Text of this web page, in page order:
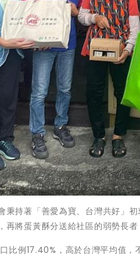
秉持著「善愛為寶、台灣共好」
再將蛋黃酥分送給社區的弱勢長者
比例17.40%，高於台灣平均值